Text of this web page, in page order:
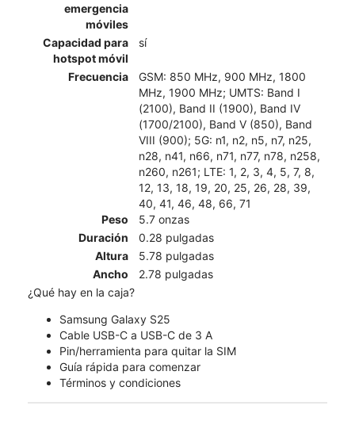
emergencia
móviles
Capacidad para
hotspot móvil
sí
Frecuencia
GSM: 850 MHz, 900 MHz, 1800
MHz, 1900 MHz; UMTS: Band I
(2100), Band II (1900), Band IV
(1700/2100), Band V (850), Band
VIII (900); 5G: n1, n2, n5, n7, n25,
n28, n41, n66, n71, n77, n78, n258,
n260, n261; LTE: 1, 2, 3, 4, 5, 7, 8,
12, 13, 18, 19, 20, 25, 26, 28, 39,
40, 41, 46, 48, 66, 71
Peso
5.7 onzas
Duración
0.28 pulgadas
Altura
5.78 pulgadas
Ancho
2.78 pulgadas
¿Qué hay en la caja?
Samsung Galaxy S25
Cable USB-C a USB-C de 3 A
Pin/herramienta para quitar la SIM
Guía rápida para comenzar
Términos y condiciones